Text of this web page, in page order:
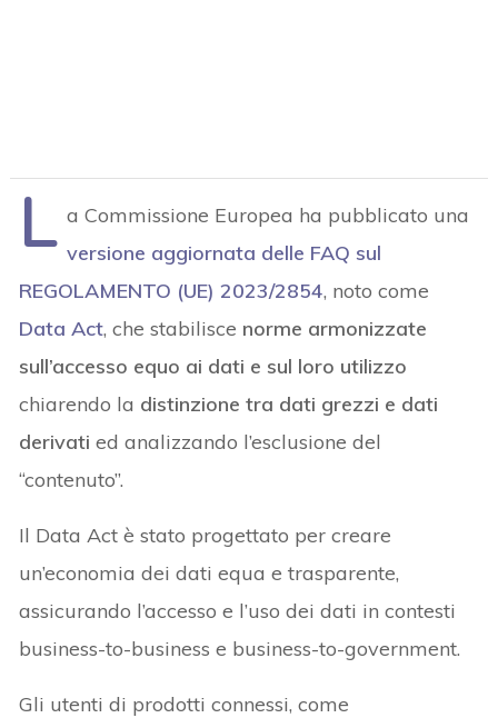
L a Commissione Europea ha pubblicato una
versione aggiornata delle FAQ sul
REGOLAMENTO (UE) 2023/2854, noto come
Data Act, che stabilisce norme armonizzate
sull’accesso equo ai dati e sul loro utilizzo
chiarendo la distinzione tra dati grezzi e dati
derivati ed analizzando l’esclusione del
“contenuto”.
Il Data Act è stato progettato per creare
un’economia dei dati equa e trasparente,
assicurando l’accesso e l’uso dei dati in contesti
business-to-business e business-to-government.
Gli utenti di prodotti connessi, come